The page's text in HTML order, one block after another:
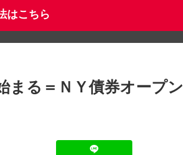
はこちら
まる＝ＮＹ債券オープン